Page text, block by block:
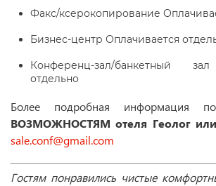
Факс/ксерокопирование
Бизнес-центр Оплачивается
Конференц-зал/банкетный
отдельно
Более подробная информация по
ВОЗМОЖНОСТЯМ отеля Геолог
sale.conf@gmail.com
Гостям понравились чистые